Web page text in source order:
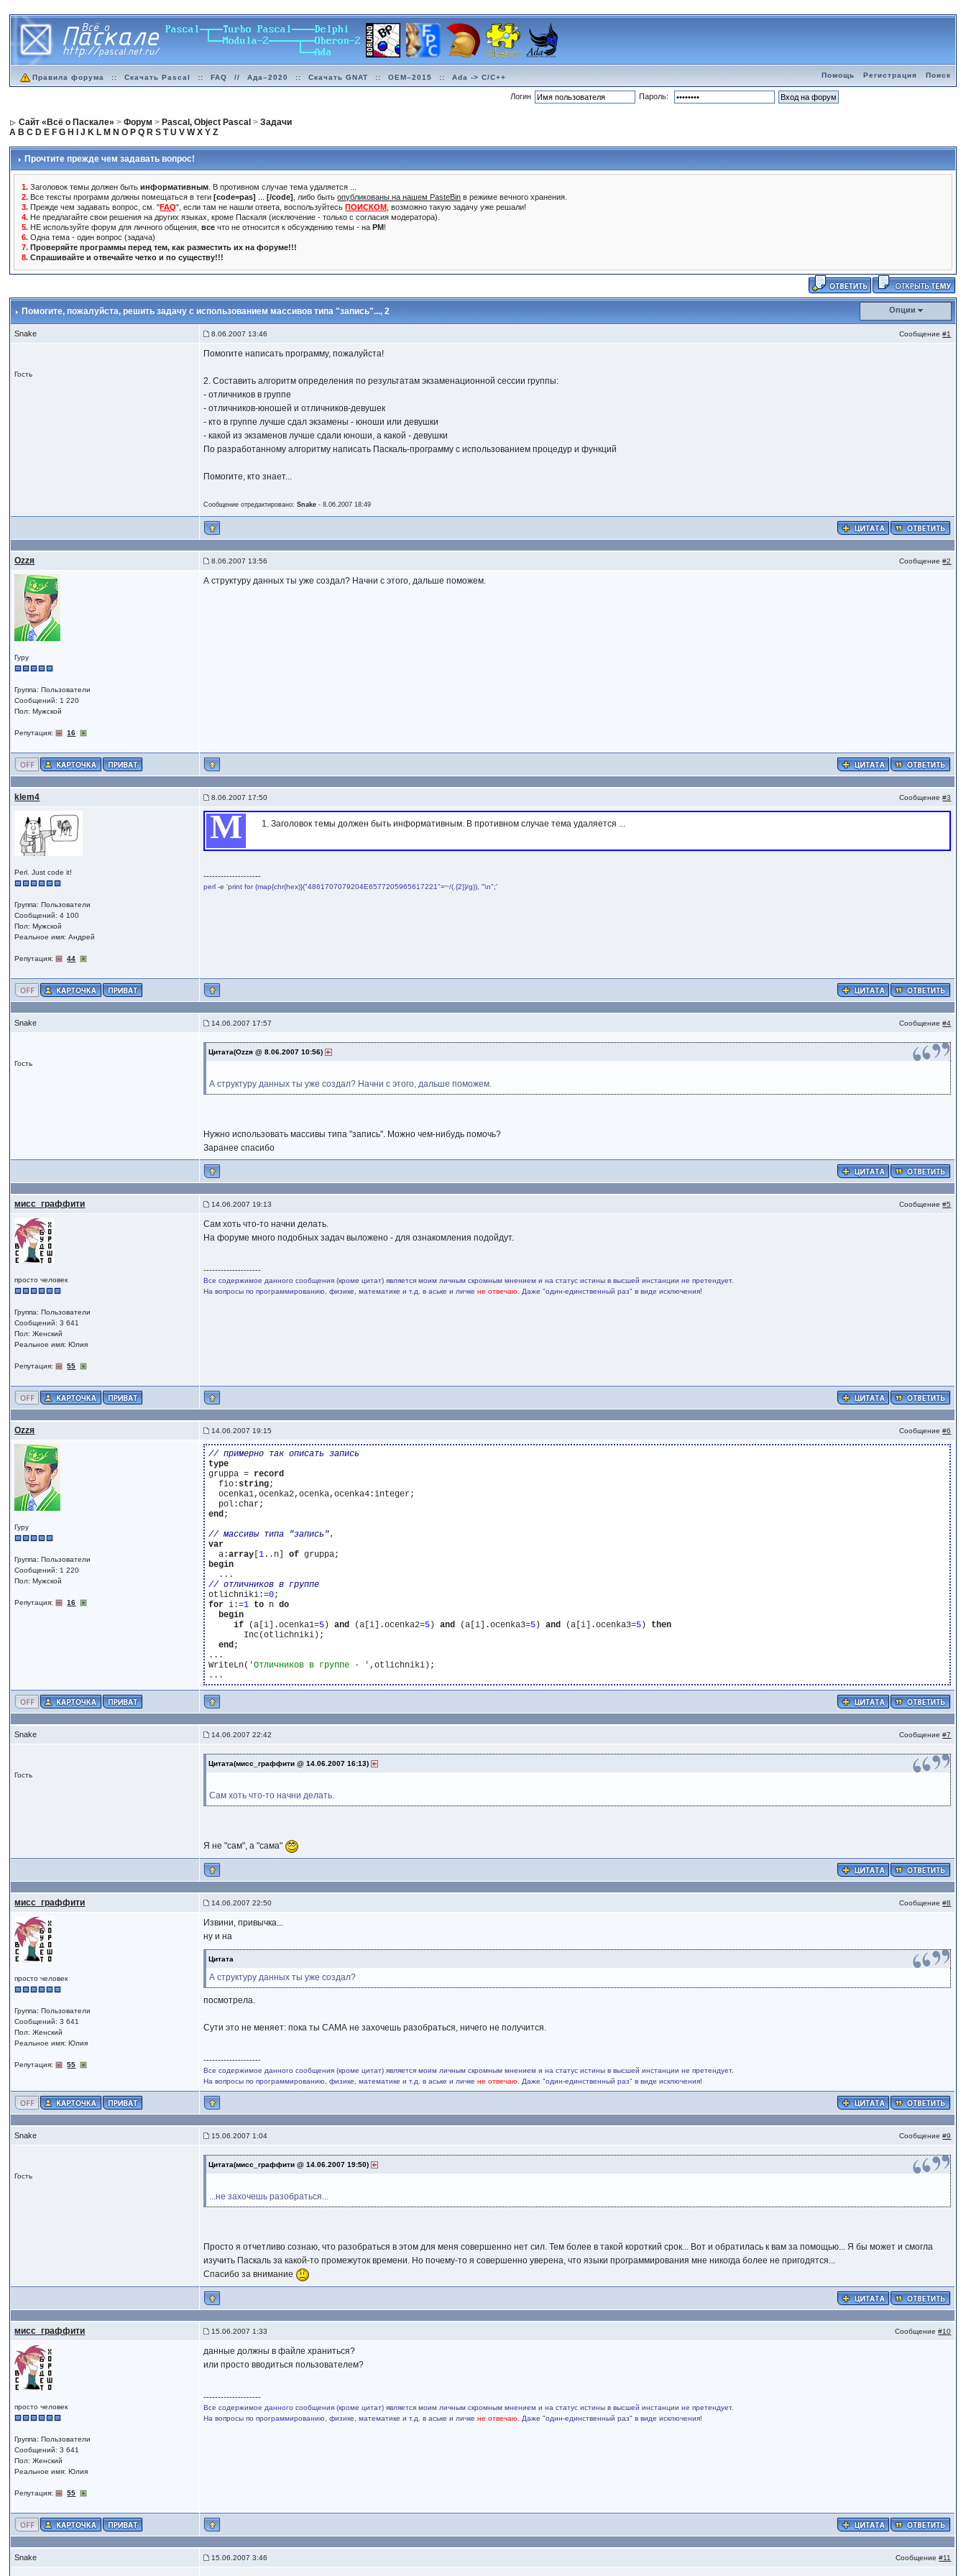
Правила форума :: Скачать Pascal :: FAQ // Ада–2020 :: Скачать GNAT :: OEM–2015 :: Ada -> C/C++ Помощь Регистрация Поиск
Логин Пароль:
Сайт «Всё о Паскале» >Форум > Pascal, Object Pascal >Задачи
A B C D E F G H J K L M N O P Q R S T U V W X Y Z
Прочтите прежде чем задавать вопрос!
1. Заголовок темы должен бытьинформативным . В противном случае тема удаляется ...
2. Все тексты программ должны помещаться в теги[code=pas] ...[/code] , либо бытьопубликованы на нашем PasteBin в режиме вечного хранения.
3. Прежде чем задавать вопрос, см. "FAQ", если там не нашли ответа, воспользуйтесьПОИСКОМ , возможно такую задачу уже решали!
4. Не предлагайте свои решения на других языках, кроме Паскаля (исключение - только с согласия модератора).
5. НЕ используйте форум для личного общения,все что не относится к обсуждению темы - наPM!
6. Одна тема - один вопрос (задача)
7. Проверяйте программы перед тем, как разместить их на форуме!!!
8. Спрашивайте и отвечайте четко и по существу!!!
Помогите, пожалуйста, решить задачу с использованием массивов типа "запись"..., 2 Опции
Snake 8.06.2007 13:46 Сообщение#1
Гость
Помогите написать программу, пожалуйста!
2. Составить алгоритм определения по результатам экзаменационной сессии группы:
- отличников в группе
- отличников-юношей и отличников-девушек
- кто в группе лучше сдал экзамены - юноши или девушки
- какой из экзаменов лучше сдали юноши, а какой - девушки
По разработанному алгоритму написать Паскаль-программу с использованием процедур и функций
Помогите, кто знает...
Сообщение отредактировано:Snake -8.06.2007 18:49
Ozzя 8.06.2007 13:56 Сообщение#2
Гуру
Группа: Пользователи
Сообщений: 1 220
Пол: Мужской
Репутация: 16
А структуру данных ты уже создал? Начни с этого, дальше поможем.
klem4 8.06.2007 17:50 Сообщение#3
Perl. Just code it!
Группа: Пользователи
Сообщений: 4 100
Пол: Мужской
Реальное имя: Андрей
Репутация: 44
М 1. Заголовок темы должен быть информативным. В противном случае тема удаляется ...
--------------------
perl -e 'print for (map{chr(hex)}("4861707079204E6577205965617221"=~/(.{2})/g)), "\n";'
Snake 14.06.2007 17:57 Сообщение#4
Гость
Цитата(Ozzя @ 8.06.2007 10:56)
А структуру данных ты уже создал? Начни с этого, дальше поможем.
Нужно использовать массивы типа "запись". Можно чем-нибудь помочь?
Заранее спасибо
мисс_граффити 14.06.2007 19:13 Сообщение#5
просто человек
Группа: Пользователи
Сообщений: 3 641
Пол: Женский
Реальное имя: Юлия
Репутация: 55
Сам хоть что-то начни делать.
На форуме много подобных задач выложено - для ознакомления подойдут.
--------------------
Все содержимое данного сообщения (кроме цитат) является моим личным скромным мнением и на статус истины в высшей инстанции не претендует.
На вопросы по программированию, физике, математике и т.д. в аське и личкене отвечаю. Даже "один-единственный раз" в виде исключения!
Ozzя 14.06.2007 19:15 Сообщение#6
Гуру
Группа: Пользователи
Сообщений: 1 220
Пол: Мужской
Репутация: 16
type
gruppa = record
  fio:
string;
  ocenka1,ocenka2,ocenka,ocenka4:integer;
end;
var
  a:
array [1 ..n] of
begin
otlichniki:=0
for i:=1 to n do
begin
if (a[i].ocenka1=5 ) and (a[i].ocenka2=5 ) and (a[i].ocenka3=5 ) and (a[i].ocenka3=5 ) then
       Inc(otlichniki);
end;
...
WriteLn( 'Отличников в группе - ' ,otlichniki);
Snake 14.06.2007 22:42 Сообщение#7
Гость
Цитата(мисс_граффити @ 14.06.2007 16:13)
Сам хоть что-то начни делать.
Я не "сам", а "сама"
мисс_граффити 14.06.2007 22:50 Сообщение#8
просто человек
Группа: Пользователи
Сообщений: 3 641
Пол: Женский
Реальное имя: Юлия
Репутация: 55
Извини, привычка...
ну и на
Цитата
А структуру данных ты уже создал?
посмотрела.
Сути это не меняет: пока ты САМА не захочешь разобраться, ничего не получится.
--------------------
Все содержимое данного сообщения (кроме цитат) является моим личным скромным мнением и на статус истины в высшей инстанции не претендует.
На вопросы по программированию, физике, математике и т.д. в аське и личкене отвечаю. Даже "один-единственный раз" в виде исключения!
Snake 15.06.2007 1:04 Сообщение#9
Гость
Цитата(мисс_граффити @ 14.06.2007 19:50)
...не захочешь разобраться...
Просто я отчетливо сознаю, что разобраться в этом для меня совершенно нет сил. Тем более в такой короткий срок... Вот и обратилась к вам за помощью... Я бы может и смогла
изучить Паскаль за какой-то промежуток времени. Но почему-то я совершенно уверена, что языки программирования мне никогда более не пригодятся...
Спасибо за внимание
мисс_граффити 15.06.2007 1:33 Сообщение#10
просто человек
Группа: Пользователи
Сообщений: 3 641
Пол: Женский
Реальное имя: Юлия
Репутация: 55
данные должны в файле храниться?
или просто вводиться пользователем?
--------------------
Все содержимое данного сообщения (кроме цитат) является моим личным скромным мнением и на статус истины в высшей инстанции не претендует.
На вопросы по программированию, физике, математике и т.д. в аське и личкене отвечаю. Даже "один-единственный раз" в виде исключения!
Snake 15.06.2007 3:46 Сообщение#11